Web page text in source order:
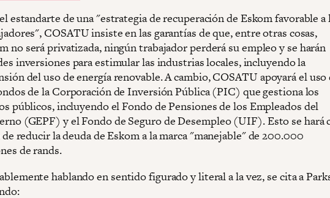
estandarte de una "estrategia de recuperación de Eskom favorable a
COSATU insiste en las garantías de que, entre otras cosas,
no será privatizada, ningún trabajador perderá su empleo y se harán
inversiones para estimular las industrias locales, incluyendo la
del uso de energía renovable. A cambio, COSATU apoyará el uso
de la Corporación de Inversión Pública (PIC) que gestiona los
públicos, incluyendo el Fondo de Pensiones de los Empleados del
(GEPF) y el Fondo de Seguro de Desempleo (UIF). Esto se hará
reducir la deuda de Eskom a la marca "manejable" de 200.000
de rands.
hablando en sentido figurado y literal a la vez, se cita a